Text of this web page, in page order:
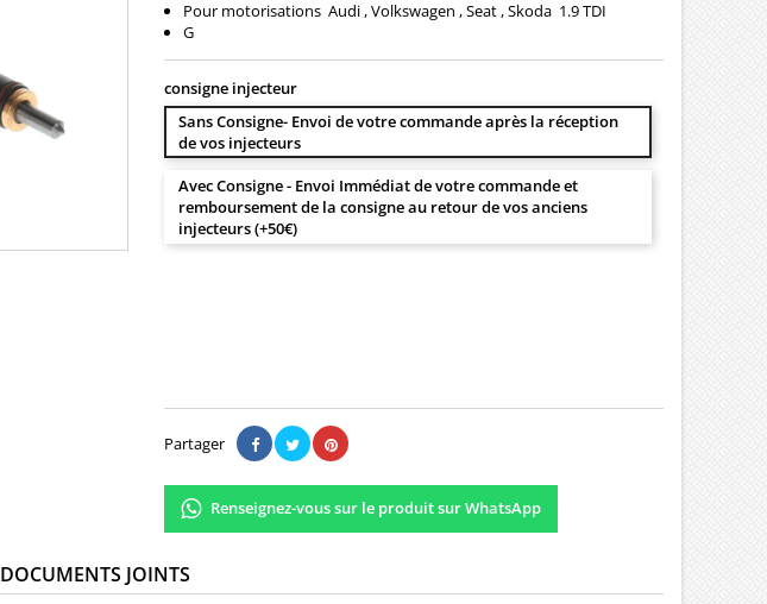
Pour motorisations Audi , Volkswagen , Seat , Skoda 1.9 TDI
G
consigne injecteur
Sans Consigne- Envoi de votre commande après la réception
de vos injecteurs
Avec Consigne - Envoi Immédiat de votre commande et
remboursement de la consigne au retour de vos anciens
injecteurs (+50€)
Partager
Renseignez-vous sur le produit sur WhatsApp
DOCUMENTS JOINTS